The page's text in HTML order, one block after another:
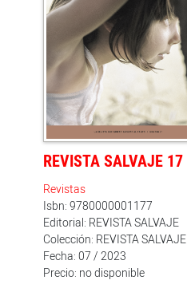
REVISTA SALVAJE 17
Revistas
Isbn: 9780000001177
Editorial: REVISTA SALVAJE
Colección: REVISTA SALVAJE
Fecha: 07 / 2023
Precio: no disponible